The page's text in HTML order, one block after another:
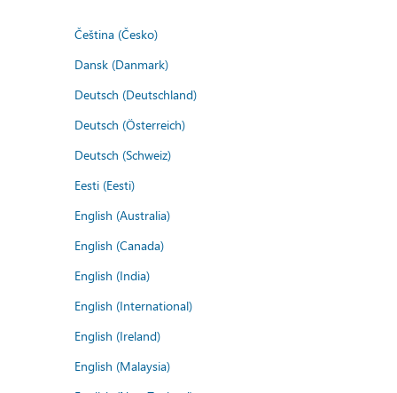
Čeština (Česko)
Dansk (Danmark)
Deutsch (Deutschland)
Deutsch (Österreich)
Deutsch (Schweiz)
Eesti (Eesti)
English (Australia)
English (Canada)
English (India)
English (International)
English (Ireland)
English (Malaysia)